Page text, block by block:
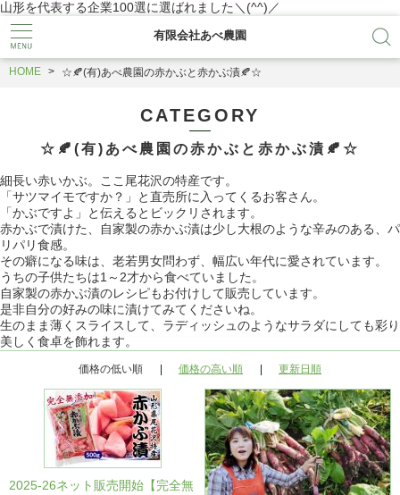
山形を代表する企業100選に選ばれました＼(^^)／
有限会社あべ農園
HOME ☆🍂(有)あべ農園の赤かぶと赤かぶ漬🍂☆
CATEGORY
☆🍂(有)あべ農園の赤かぶと赤かぶ漬🍂☆
細長い赤いかぶ。ここ尾花沢の特産です。
「サツマイモですか？」と直売所に入ってくるお客さん。
「かぶですよ」と伝えるとビックリされます。
赤かぶで漬けた、自家製の赤かぶ漬は少し大根のような辛みのある、パ
リパリ食感。
その癖になる味は、老若男女問わず、幅広い年代に愛されています。
うちの子供たちは1～2才から食べていました。
自家製の赤かぶ漬のレシピもお付けして販売しています。
是非自分の好みの味に漬けてみてくださいね。
生のまま薄くスライスして、ラディッシュのようなサラダにしても彩り
美しく食卓を飾れます。
価格の低い順 価格の高い順 更新日順
2025-26ネット販売開始【完全無